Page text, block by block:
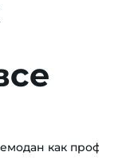
как профи: